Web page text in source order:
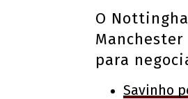
LIGA PORTUGUESA
EUROPA LEAGUE
O
para
Savinho